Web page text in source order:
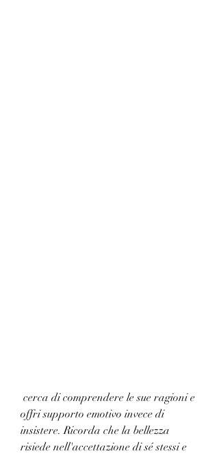
offri supporto emotivo invece di
insistere. Ricorda che la bellezza
risiede nell'accettazione di sé stessi e